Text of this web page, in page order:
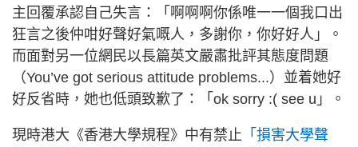
主回覆承認自己失言：「啊啊啊你係唯一一個我口出
狂言之後仲咁好聲好氣嘅人，多謝你，你好好人」。
而面對另一位網民以長篇英文嚴肅批評其態度問題
（You’ve got serious attitude problems...）並着她好
好反省時，她也低頭致歉了：「ok sorry :( see u」。
現時港大《香港大學規程》中有禁止 「損害大學聲